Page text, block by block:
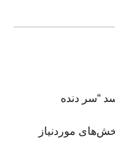
“سر دنده
موردنیاز